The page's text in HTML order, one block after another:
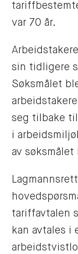
var 70 år.
sin tidligere
Søksmålet
seg tilbake
i
av
tariffavtalen
kan avtales i